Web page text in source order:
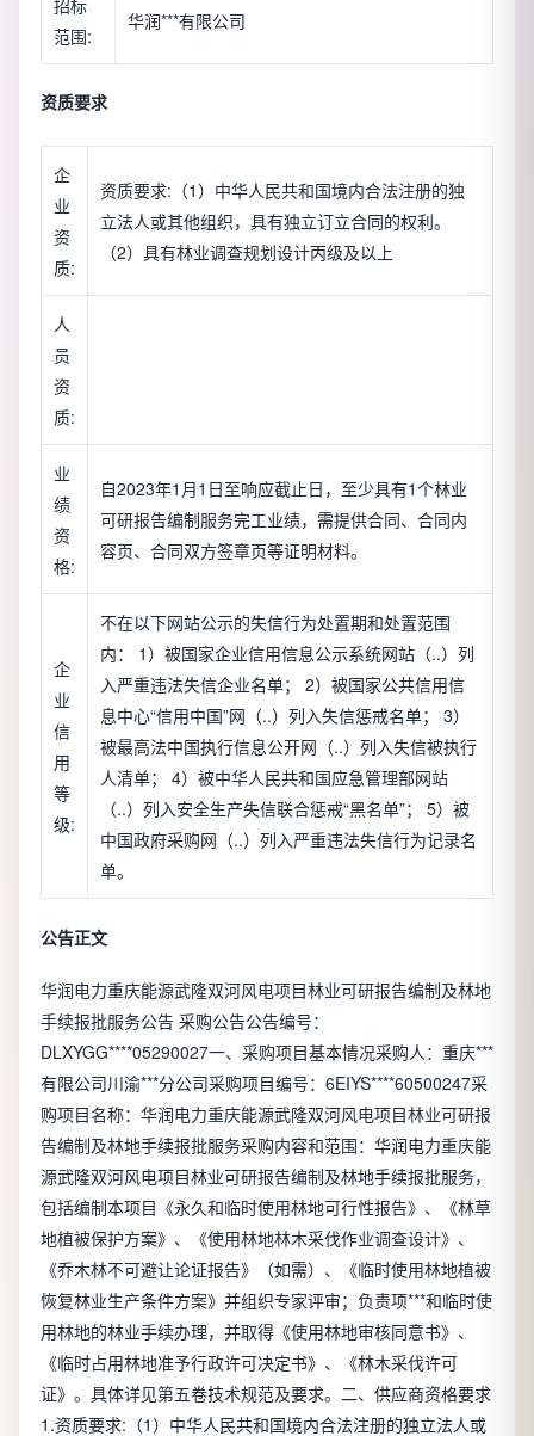
范围:
华润***有限公司
资质要求
企
业
资
质:
资质要求:（1）中华人民共和国境内合法注册的独
立法人或其他组织，具有独立订立合同的权利。
（2）具有林业调查规划设计丙级及以上
人
员
资
质:
业
绩
资
格:
自2023年1月1日至响应截止日，至少具有1个林业
可研报告编制服务完工业绩，需提供合同、合同内
容页、合同双方签章页等证明材料。
企
业
信
用
等
级:
不在以下网站公示的失信行为处置期和处置范围
内： 1）被国家企业信用信息公示系统网站（..）列
入严重违法失信企业名单； 2）被国家公共信用信
息中心“信用中国”网（..）列入失信惩戒名单； 3）
被最高法中国执行信息公开网（..）列入失信被执行
人清单； 4）被中华人民共和国应急管理部网站
（..）列入安全生产失信联合惩戒“黑名单”； 5）被
中国政府采购网（..）列入严重违法失信行为记录名
单。
公告正文
华润电力重庆能源武隆双河风电项目林业可研报告编制及林地
手续报批服务公告 采购公告公告编号：
DLXYGG****05290027一、采购项目基本情况采购人：重庆***
有限公司川渝***分公司采购项目编号：6EIYS****60500247采
购项目名称：华润电力重庆能源武隆双河风电项目林业可研报
告编制及林地手续报批服务采购内容和范围：华润电力重庆能
源武隆双河风电项目林业可研报告编制及林地手续报批服务，
包括编制本项目《永久和临时使用林地可行性报告》、《林草
地植被保护方案》、《使用林地林木采伐作业调查设计》、
《乔木林不可避让论证报告》（如需）、《临时使用林地植被
恢复林业生产条件方案》并组织专家评审；负责项***和临时使
用林地的林业手续办理，并取得《使用林地审核同意书》、
《临时占用林地准予行政许可决定书》、《林木采伐许可
证》。具体详见第五卷技术规范及要求。二、供应商资格要求
1.资质要求:（1）中华人民共和国境内合法注册的独立法人或